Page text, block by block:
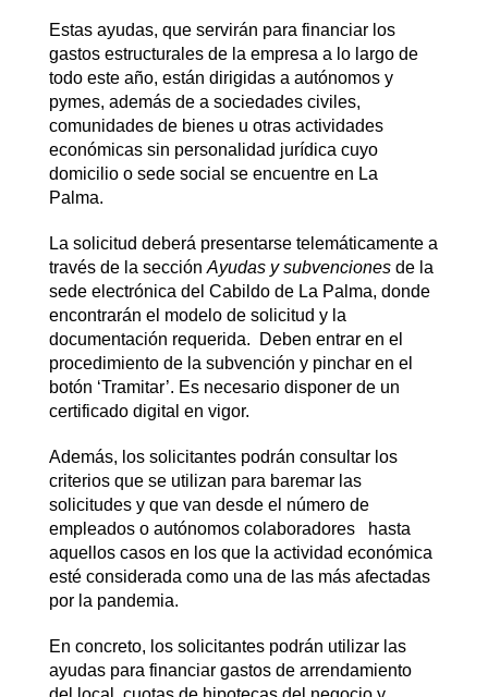
Estas ayudas, que servirán para financiar los
gastos estructurales de la empresa a lo largo de
todo este año, están dirigidas a autónomos y
pymes, además de a sociedades civiles,
comunidades de bienes u otras actividades
económicas sin personalidad jurídica cuyo
domicilio o sede social se encuentre en La
Palma.
La solicitud deberá presentarse telemáticamente a
través de la sección Ayudas y subvencionesde la
sede electrónica del Cabildo de La Palma, donde
encontrarán el modelo de solicitud y la
documentación requerida. Deben entrar en el
procedimiento de la subvención y pinchar en el
botón ‘Tramitar’. Es necesario disponer de un
certificado digital en vigor.
Además, los solicitantes podrán consultar los
criterios que se utilizan para baremar las
solicitudes y que van desde el número de
empleados o autónomos colaboradores hasta
aquellos casos en los que la actividad económica
esté considerada como una de las más afectadas
por la pandemia.
En concreto, los solicitantes podrán utilizar las
ayudas para financiar gastos de arrendamiento